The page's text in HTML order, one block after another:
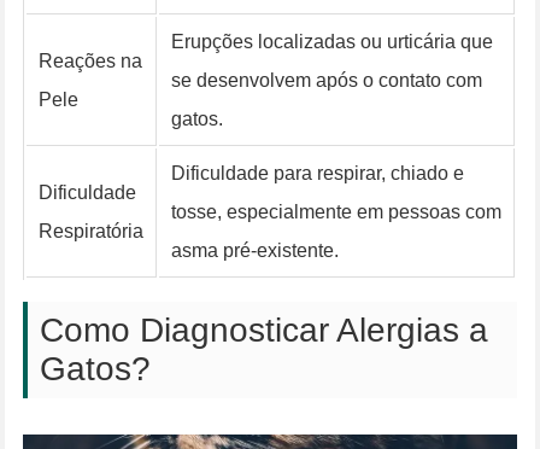
Reações na
Pele
Erupções localizadas ou urticária que
se desenvolvem após o contato com
gatos.
Dificuldade
Respiratória
Dificuldade para respirar, chiado e
tosse, especialmente em pessoas com
asma pré-existente.
Como Diagnosticar Alergias a
Gatos?